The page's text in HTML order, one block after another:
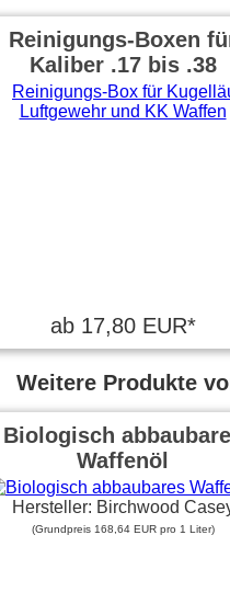
Reinigungs-Boxen
Kaliber .17 bis .38
ab 17,80 EUR*
Weitere Produkte
Biologisch
Waffenöl
Hersteller: Birchwood
(Grundpreis 168,64 EUR pro 1 Liter)